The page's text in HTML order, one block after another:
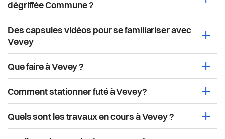
dégriffée Commune ?
Des capsules vidéos pour se familiariser avec
Vevey
Que faire à Vevey ?
Comment stationner futé à Vevey?
Quels sont les travaux en cours à Vevey ?